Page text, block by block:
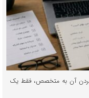
آن به متخصص، فقط یک